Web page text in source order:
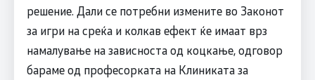
решение. Дали се потребни измените во Законот
за игри на среќа и колкав ефект ќе имаат врз
намалување на зависноста од коцкање, одговор
бараме од професорката на Клиниката за